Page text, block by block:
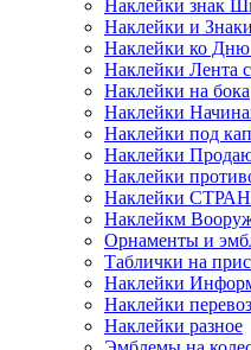
Наклейки знак
Наклейки и
Наклейки ко
Наклейки Лента
Наклейки на бока
Наклейки
Наклейки под
Наклейки
Наклейки
Наклейки
Наклейкм
Орнаменты и
Таблички на
Наклейки
Наклейки
Наклейки разное